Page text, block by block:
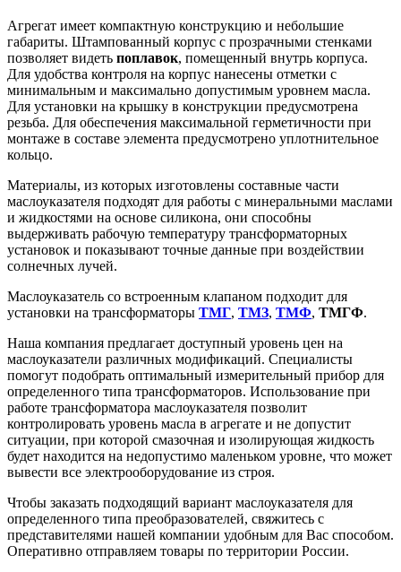
Агрегат имеет компактную конструкцию и небольшие
габариты. Штампованный корпус с прозрачными стенками
позволяет видеть поплавок, помещенный внутрь корпуса.
Для удобства контроля на корпус нанесены отметки с
минимальным и максимально допустимым уровнем масла.
Для установки на крышку в конструкции предусмотрена
резьба. Для обеспечения максимальной герметичности при
монтаже в составе элемента предусмотрено уплотнительное
кольцо.
Материалы, из которых изготовлены составные части
маслоуказателя подходят для работы с минеральными маслами
и жидкостями на основе силикона, они способны
выдерживать рабочую температуру трансформаторных
установок и показывают точные данные при воздействии
солнечных лучей.
Маслоуказатель со встроенным клапаном подходит для
установки на трансформаторы ТМГ, ТМЗ, ТМФ, ТМГФ.
Наша компания предлагает доступный уровень цен на
маслоуказатели различных модификаций. Специалисты
помогут подобрать оптимальный измерительный прибор для
определенного типа трансформаторов. Использование при
работе трансформатора маслоуказателя позволит
контролировать уровень масла в агрегате и не допустит
ситуации, при которой смазочная и изолирующая жидкость
будет находится на недопустимо маленьком уровне, что может
вывести все электрооборудование из строя.
Чтобы заказать подходящий вариант маслоуказателя для
определенного типа преобразователей, свяжитесь с
представителями нашей компании удобным для Вас способом.
Оперативно отправляем товары по территории России.